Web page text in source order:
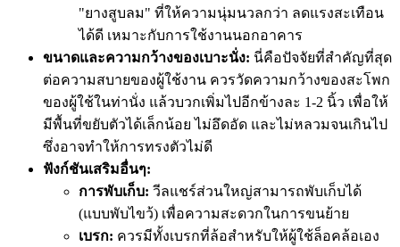
"ยางสูบลม" ที่ให้ความนุ่มนวลกว่า ลดแรงสะเทือน
ได้ดี เหมาะกับการใช้งานนอกอาคาร
ขนาดและความกว้างของเบาะนั่ง: นี่คือปัจจัยที่สำคัญที่สุด
ต่อความสบายของผู้ใช้งาน ควรวัดความกว้างของสะโพก
ของผู้ใช้ในท่านั่ง แล้วบวกเพิ่มไปอีกข้างละ 1-2 นิ้ว เพื่อให้
มีพื้นที่ขยับตัวได้เล็กน้อย ไม่อึดอัด และไม่หลวมจนเกินไป
ซึ่งอาจทำให้การทรงตัวไม่ดี
ฟังก์ชันเสริมอื่นๆ:
การพับเก็บ: วีลแชร์ส่วนใหญ่สามารถพับเก็บได้
(แบบพับไขว้) เพื่อความสะดวกในการขนย้าย
เบรก: ควรมีทั้งเบรกที่ล้อสำหรับให้ผู้ใช้ล็อคล้อเอง